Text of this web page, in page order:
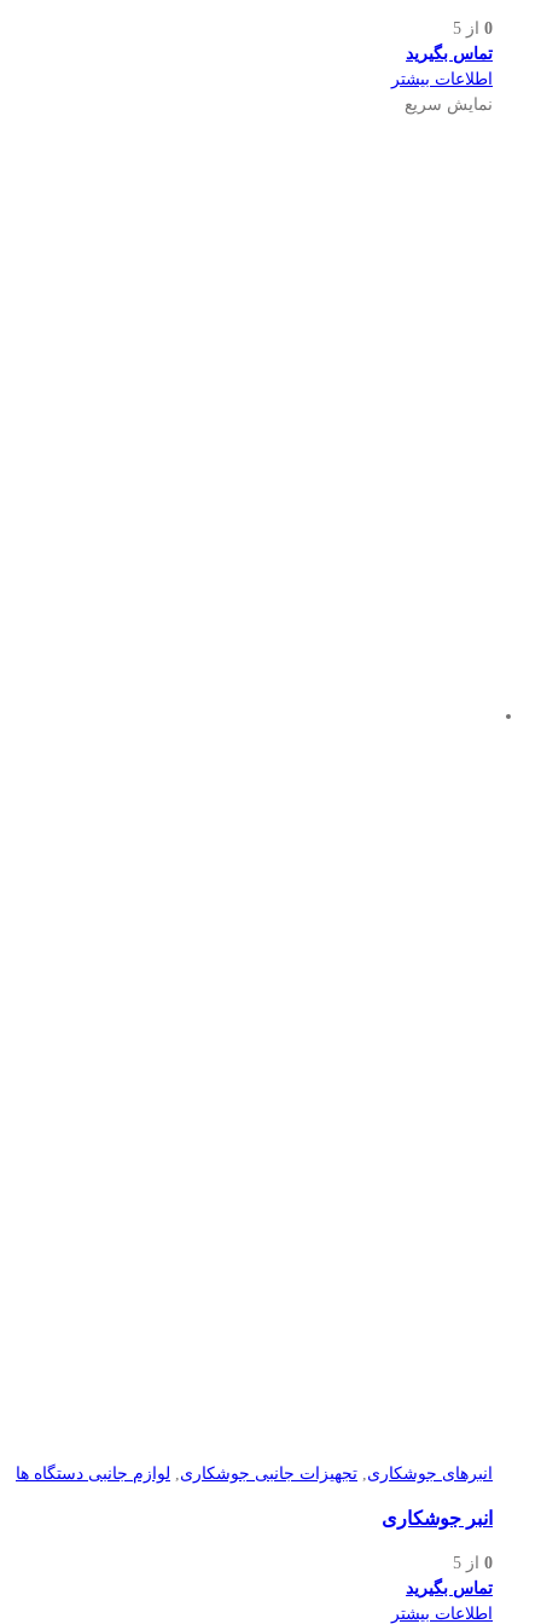
0 از 5
تماس بگیرید
اطلاعات بیشتر
نمایش سریع
انبرهای جوشکاری تجهیزات جانبی جوشکاری لوازم جانبی دستگاه ها
انبر جوشکاری
0 از 5
تماس بگیرید
اطلاعات بیشتر